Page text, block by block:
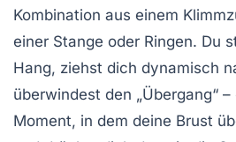
Kombination aus einem
einer Stange oder Ringen. Du
Hang, ziehst dich dynamisch
überwindest den „Übergang“
Moment, in dem deine Brust